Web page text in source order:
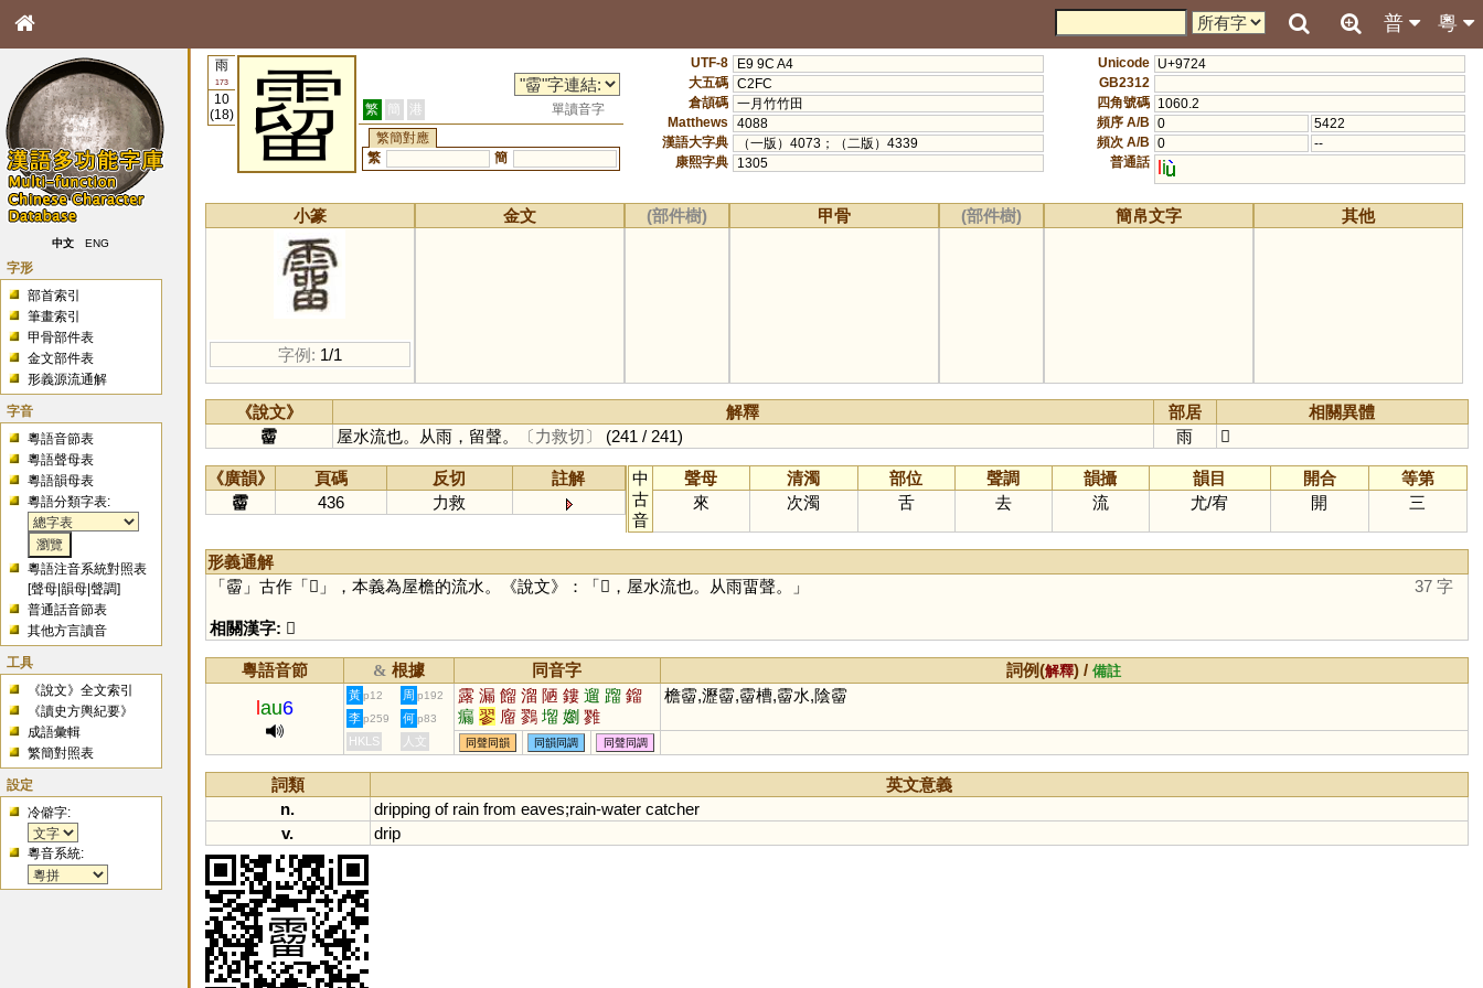
粵
普
中文 ENG
字形
部首索引
筆畫索引
甲骨部件表
金文部件表
形義源流通解
字音
粵語音節表
粵語聲母表
粵語韻母表
粵語分類字表:
粵語注音系統對照表
[聲母 |韻母 |聲調]
普通話音節表
其他方言讀音
工具
《說文》全文索引
《讀史方輿紀要》
成語彙輯
繁簡對照表
設定
冷僻字:
粵音系統:
雨
173
10
(18)
霤 繁 簡 港
單讀音字
繁簡對應
繁
簡
UTF-8
E9 9C A4
大五碼 C2FC
倉頡碼 一月竹竹田
Matthews
4088
漢語大字典
（一版）4073；（二版）4339
康熙字典
1305
Unicode U+9724
GB2312
四角號碼 1060.2
頻序 A/B 0
5422
頻次 A/B 0
--
普通話 li
小篆
字例: 1/1
金文 (部件樹) 甲骨 (部件樹) 簡帛文字 其他
《說文》 解釋 部居
相關異體
霤
屋水流也。从雨，留聲。 〔力救切〕 (241 / 241) 雨 𩅸
《廣韻》 頁碼 反切
註解
霤
436 力救
中
古
音
聲母 清濁 部位 聲調 韻攝 韻目 開合
等第
來
次濁 舌 去 流 尤/宥 開 三
形義通解
「霤」古作「𩅸 」，本義為屋檐的流水。《說文》：「𩅸，屋水流也。从雨畱聲。」 37 字
相關漢字: 𩅸
粵語音節 & 根據 同音字 詞例(解釋) /備註
au6
黃 p12 周 p192 露 漏 餾 溜 陋 鏤 遛 蹓 鎦
瘺 翏 廇 鷚 塯 嬼 雡
檐霤,瀝霤,霤槽,霤水,陰霤
李 p259 何 p83
HKLS 人文 同聲同韻 同韻同調 同聲同調
詞類
英文意義
n.
dripping of rain from eaves;rain-water catcher
v.
drip